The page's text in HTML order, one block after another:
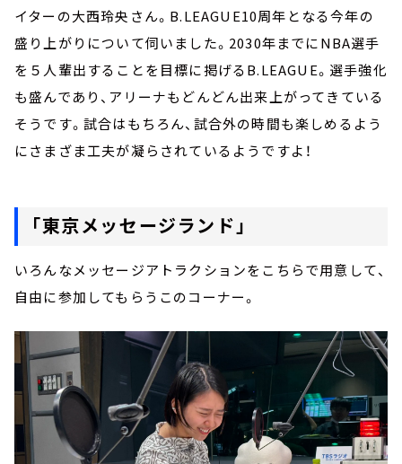
イターの大西玲央さん。B.LEAGUE10周年となる今年の
盛り上がりについて伺いました。2030年までにNBA選手
を５人輩出することを目標に掲げるB.LEAGUE。選手強化
も盛んであり、アリーナもどんどん出来上がってきている
そうです。試合はもちろん、試合外の時間も楽しめるよう
にさまざま工夫が凝らされているようですよ！
「東京メッセージランド」
いろんなメッセージアトラクションをこちらで用意して、
自由に参加してもらうこのコーナー。